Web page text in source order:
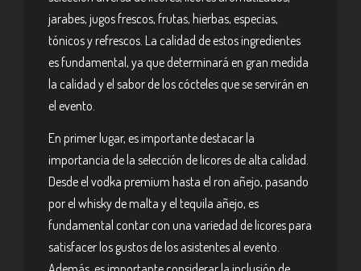
jarabes, jugos frescos, frutas, hierbas, especias,
tónicos y refrescos. La calidad de estos ingredientes
es fundamental, ya que determinará en gran medida
la calidad y el sabor de los cócteles que se servirán en
el evento.
En primer lugar, es importante destacar la
importancia de la selección de licores de alta calidad.
Desde el vodka premium hasta el ron añejo, pasando
por el whisky de malta y el tequila añejo, es
fundamental contar con una variedad de licores para
satisfacer los gustos de los asistentes al evento.